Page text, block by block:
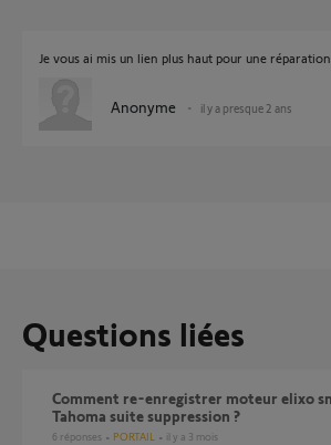
Je vous ai mis un lien plus haut pour une réparation.
Anonyme il y a presque 2 ans
Questions liées
Comment re-enregistrer moteur elixo smart io dans
Tahoma suite suppression ?
6 réponses PORTAIL il y a 3 mois